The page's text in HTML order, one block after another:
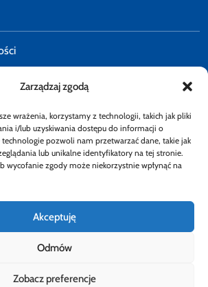
Zarządzaj zgodą
wrażenia, korzystamy z technologii, takich jak pliki
i/lub uzyskiwania dostępu do informacji o
pozwoli nam przetwarzać dane, takie jak
lub unikalne identyfikatory na tej stronie.
wycofanie zgody może niekorzystnie wpłynąć na
Akceptuję
Odmów
Zobacz preferencje